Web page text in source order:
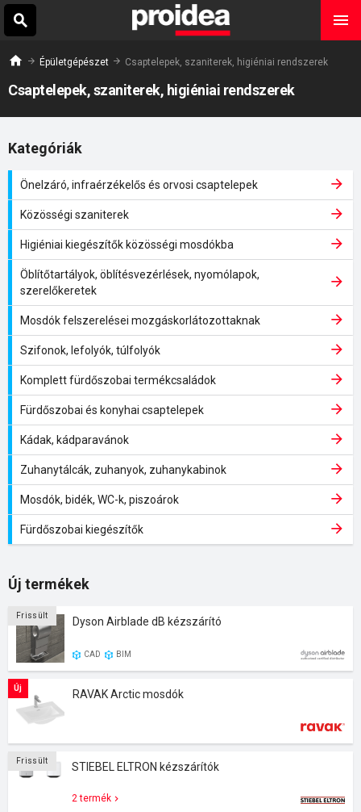
Épületgépészet Csaptelepek, szaniterek, higiéniai rendszerek
Csaptelepek, szaniterek, higiéniai rendszerek
Kategóriák
Önelzáró, infraérzékelős és orvosi csaptelepek
Közösségi szaniterek
Higiéniai kiegészítők közösségi mosdókba
Öblítőtartályok, öblítésvezérlések, nyomólapok,
szerelőkeretek
Mosdók felszerelései mozgáskorlátozottaknak
Szifonok, lefolyók, túlfolyók
Komplett fürdőszobai termékcsaládok
Fürdőszobai és konyhai csaptelepek
Kádak, kádparavánok
Zuhanytálcák, zuhanyok, zuhanykabinok
Mosdók, bidék, WC-k, piszoárok
Fürdőszobai kiegészítők
Új termékek
Frissült Dyson Airblade dB kézszárító
CAD BIM
Új RAVAK Arctic mosdók
Frissült STIEBEL ELTRON kézszárítók
2 termék